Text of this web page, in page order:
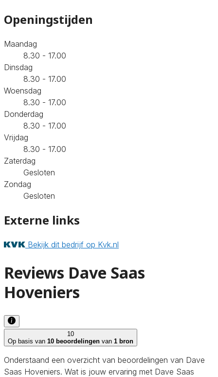
Openingstijden
Maandag
8.30 - 17.00
Dinsdag
8.30 - 17.00
Woensdag
8.30 - 17.00
Donderdag
8.30 - 17.00
Vrijdag
8.30 - 17.00
Zaterdag
Gesloten
Zondag
Gesloten
Externe links
Bekijk dit bedrijf op Kvk.nl
Reviews Dave Saas
Hoveniers
10
Op basis van 10 beoordelingen van 1 bron
Onderstaand een overzicht van beoordelingen van Dave
Saas Hoveniers. Wat is jouw ervaring met Dave Saas